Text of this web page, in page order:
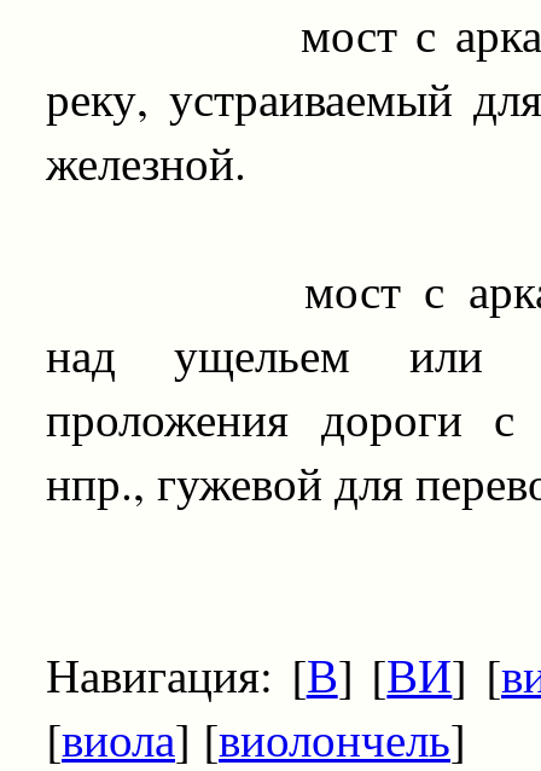
мост с арками
реку, устраиваемый
железной.
мост с арками
над ущельем или
проложения дороги с
нпр., гужевой для
Навигация: [В] [ВИ] [
[виола] [виолончель]